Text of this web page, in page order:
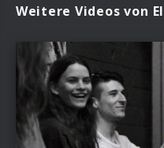
Weitere Videos von